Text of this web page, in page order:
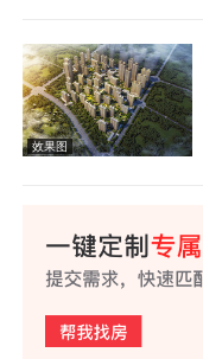
效果图
效果图